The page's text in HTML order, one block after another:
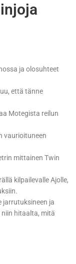
ja olosuhteet
että tänne
Motegista reilun
vaurioituneen
mittainen Twin
kilpailevalle Ajolle,
jarrutuksineen ja
niin hitaalta, mitä